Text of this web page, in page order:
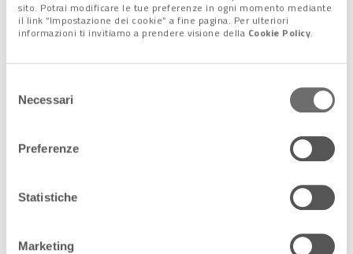
sito. Potrai modificare le tue preferenze in ogni momento mediante
il link “Impostazione dei cookie” a fine pagina. Per ulteriori
informazioni ti invitiamo a prendere visione della Cookie Policy.
delNecessari
Preferenze
Statistiche
Marketing
vicinanza alle altre capitali europee e i prossimi Giochi Olimpici
invernali del 2026. Di Roma sia Milano viene sottolineato il
perfetto equilibrio tra conservazione del patrimonio e
come anche per viverci.